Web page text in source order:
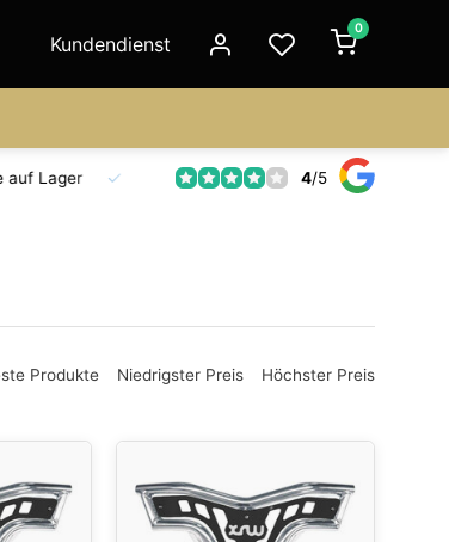
Kundendienst
0
Lager Ersatzteilversorgung Seit 18
4/5
Produkte Niedrigster Preis Höchster Preis